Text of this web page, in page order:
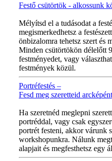
Festő csütörtök - alkossunk
Mélyítsd el a tudásodat a
megismerkedhetsz a
önbizalomra tehetsz szert és
Minden csütörtökön délelőtt
festményedet, vagy
festmények közül.
Portréfestés –
Fesd meg szeretteid
Ha szeretnéd meglepni
portréddal, vagy csak
portrét festeni, akkor várunk
workshopunkra. Nálunk
alapjait és megfesthetsz egy